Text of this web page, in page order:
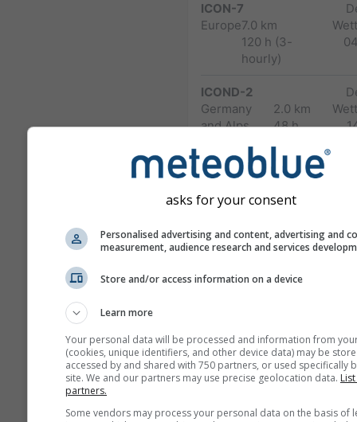
ICON-7
Europe7.0 km
120 h (3-
hourly)
ICOND-2
Germany
and Alps
2.0 km
48 h
HARMN-5
Central Europe 5.0 km
60 h
Global40.0 km
hourly)
NAM-5
48 h
asks for your consent
Personalised advertising and content, advertising and
measurement, audience research and services
Store and/or access information on a device
Learn more
Your personal data will be processed and information from
(cookies, unique identifiers, and other device data) may be
accessed by and shared with 750 partners, or used specifically
site. We and our partners may use precise geolocation data.
partners.
Some vendors may process your personal data on the basis of